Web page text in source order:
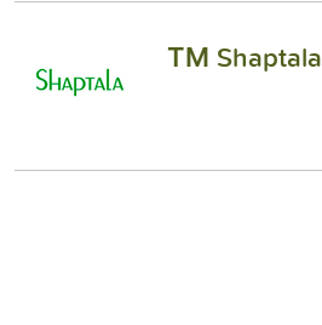
ТМ Shaptala